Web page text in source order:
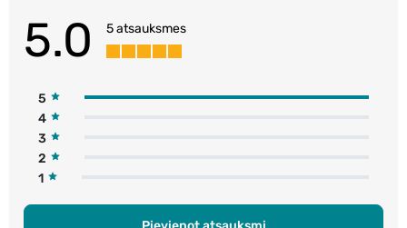
5.0 5 atsauksmes
5
4
3
2
1